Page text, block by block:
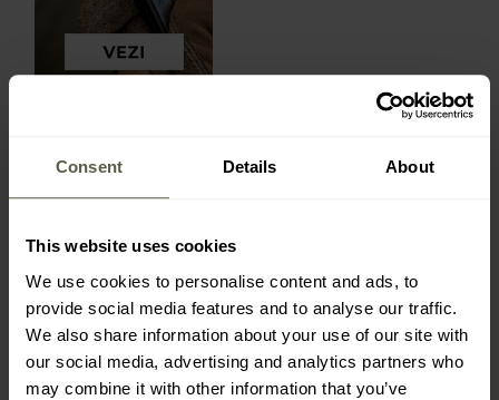
Consent Details About
This website uses cookies
We use cookies to personalise content and ads, to
provide social media features and to analyse our traffic.
We also share information about your use of our site with
our social media, advertising and analytics partners who
may combine it with other information that you’ve
Ochelari tactici Wiley X Ozone -
Photochromic Grey/Matte Black
801,07 Lei 974,15 Lei